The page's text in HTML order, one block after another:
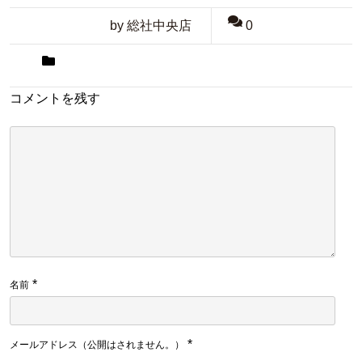
by 総社中央店 0
コメントを残す
名前 *
メールアドレス（公開はされません。） *